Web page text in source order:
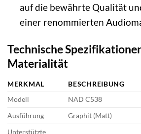
auf die bewährte Qualität
einer renommierten
Technische
Materialität
MERKMAL
BESCHREIBUNG
Modell
NAD C538
Ausführung
Graphit (Matt)
Unterstützte